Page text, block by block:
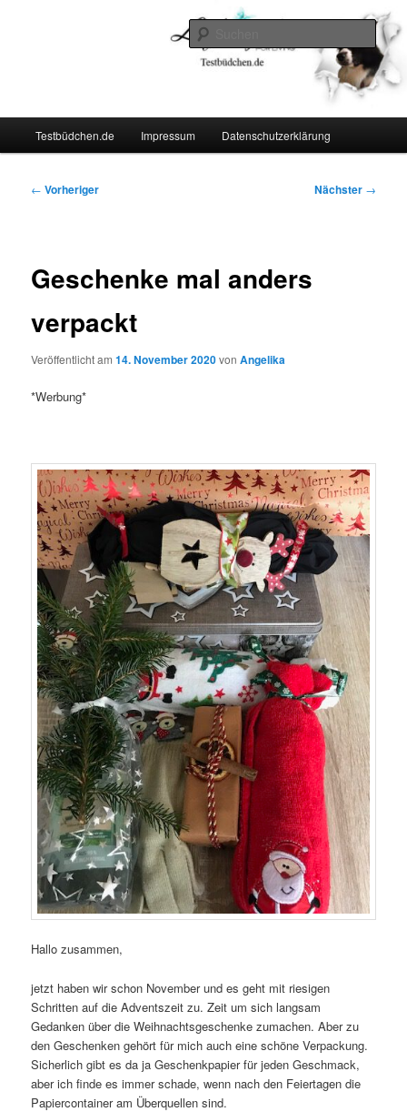
Testbüdchen.de Impressum Datenschutzerklärung
Beitragsnavigation
← Vorheriger Nächster →
Geschenke mal anders
verpackt
Veröffentlicht am14. November 2020vonAngelika
*Werbung*
Hallo zusammen,
jetzt haben wir schon November und es geht mit riesigen
Schritten auf die Adventszeit zu. Zeit um sich langsam
Gedanken über die Weihnachtsgeschenke zumachen. Aber zu
den Geschenken gehört für mich auch eine schöne Verpackung.
Sicherlich gibt es da ja Geschenkpapier für jeden Geschmack,
aber ich finde es immer schade, wenn nach den Feiertagen die
Papiercontainer am Überquellen sind.